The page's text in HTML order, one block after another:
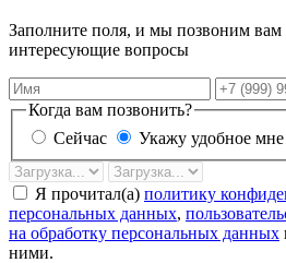
Заполните поля, и мы позвоним вам
интересующие вопросы
Имя
Телефон
Когда вам позвонить?
Сейчас
Укажу удобное
Дата
звонка
Время
Я прочитал(а) политику
персональных данных,
на обработку персональных данных
ними.